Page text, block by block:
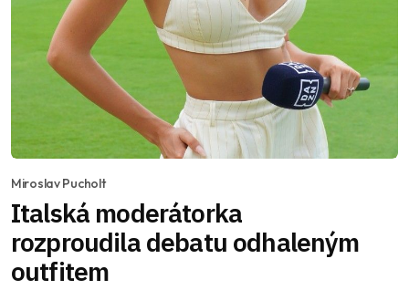
Miroslav Pucholt
Italská moderátorka
rozproudila debatu odhaleným
outfitem